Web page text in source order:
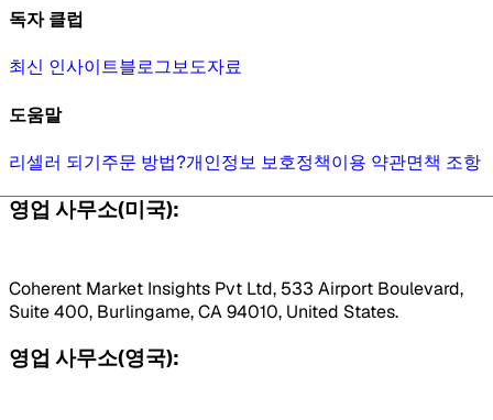
독자 클럽
최신 인사이트블로그보도자료
도움말
리셀러 되기주문 방법?개인정보 보호정책이용 약관면책 조항
영업 사무소(미국):
Coherent Market Insights Pvt Ltd, 533 Airport Boulevard,
Suite 400, Burlingame, CA 94010, United States.
영업 사무소(영국):